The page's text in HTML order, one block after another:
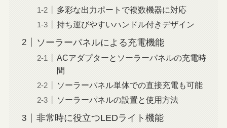
多彩な出力ポートで複数機器に対応
持ち運びやすいハンドル付きデザイン
ソーラーパネルによる充電機能
ACアダプターとソーラーパネルの充電時
間
ソーラーパネル単体での直接充電も可能
ソーラーパネルの設置と使用方法
非常時に役立つLEDライト機能